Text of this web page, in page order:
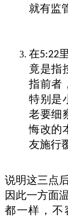
就有监
在5:22
竟是指
指前者
特别是
老要细
悔改的
友施行
说明这三点
因此一方面
都一样，不